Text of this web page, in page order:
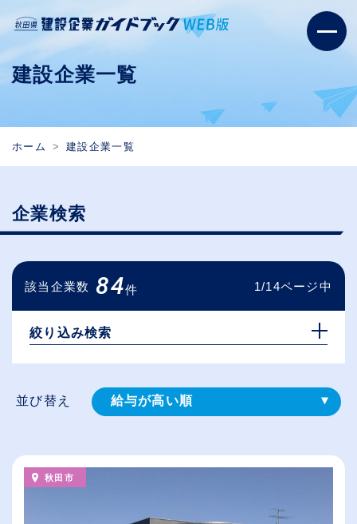
建設企業一覧
ホーム 建設企業一覧
企業検索
該当企業数 84件 1/14ページ中
絞り込み検索
並び替え 給与が高い順
秋田市